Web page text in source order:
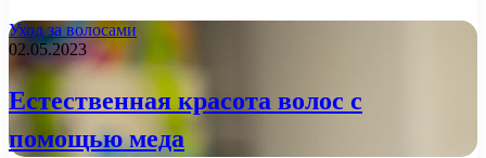
Уход за волосами
02.05.2023
Естественная красота волос с
помощью меда